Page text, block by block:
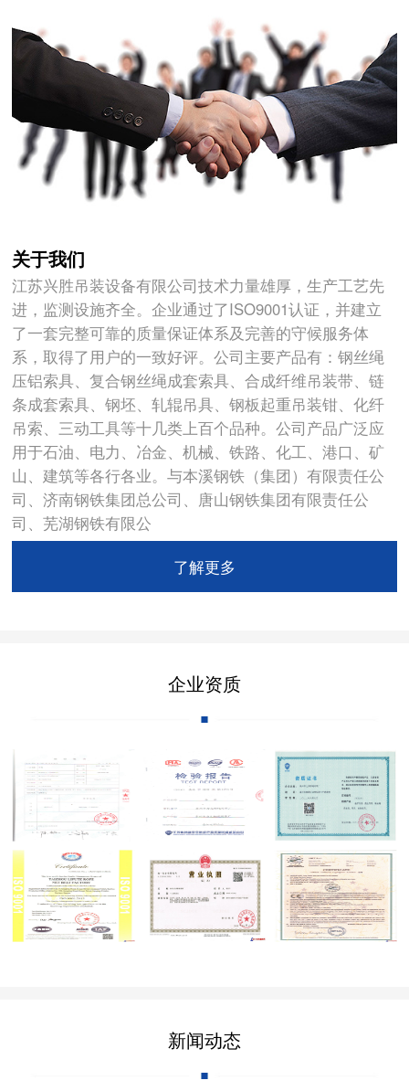
关于我们
江苏兴胜吊装设备有限公司技术力量雄厚，生产工艺先
进，监测设施齐全。企业通过了ISO9001认证，并建立
了一套完整可靠的质量保证体系及完善的守候服务体
系，取得了用户的一致好评。公司主要产品有：钢丝绳
压铝索具、复合钢丝绳成套索具、合成纤维吊装带、链
条成套索具、钢坯、轧辊吊具、钢板起重吊装钳、化纤
吊索、三动工具等十几类上百个品种。公司产品广泛应
用于石油、电力、冶金、机械、铁路、化工、港口、矿
山、建筑等各行各业。与本溪钢铁（集团）有限责任公
司、济南钢铁集团总公司、唐山钢铁集团有限责任公
司、芜湖钢铁有限公
了解更多
企业资质
新闻动态